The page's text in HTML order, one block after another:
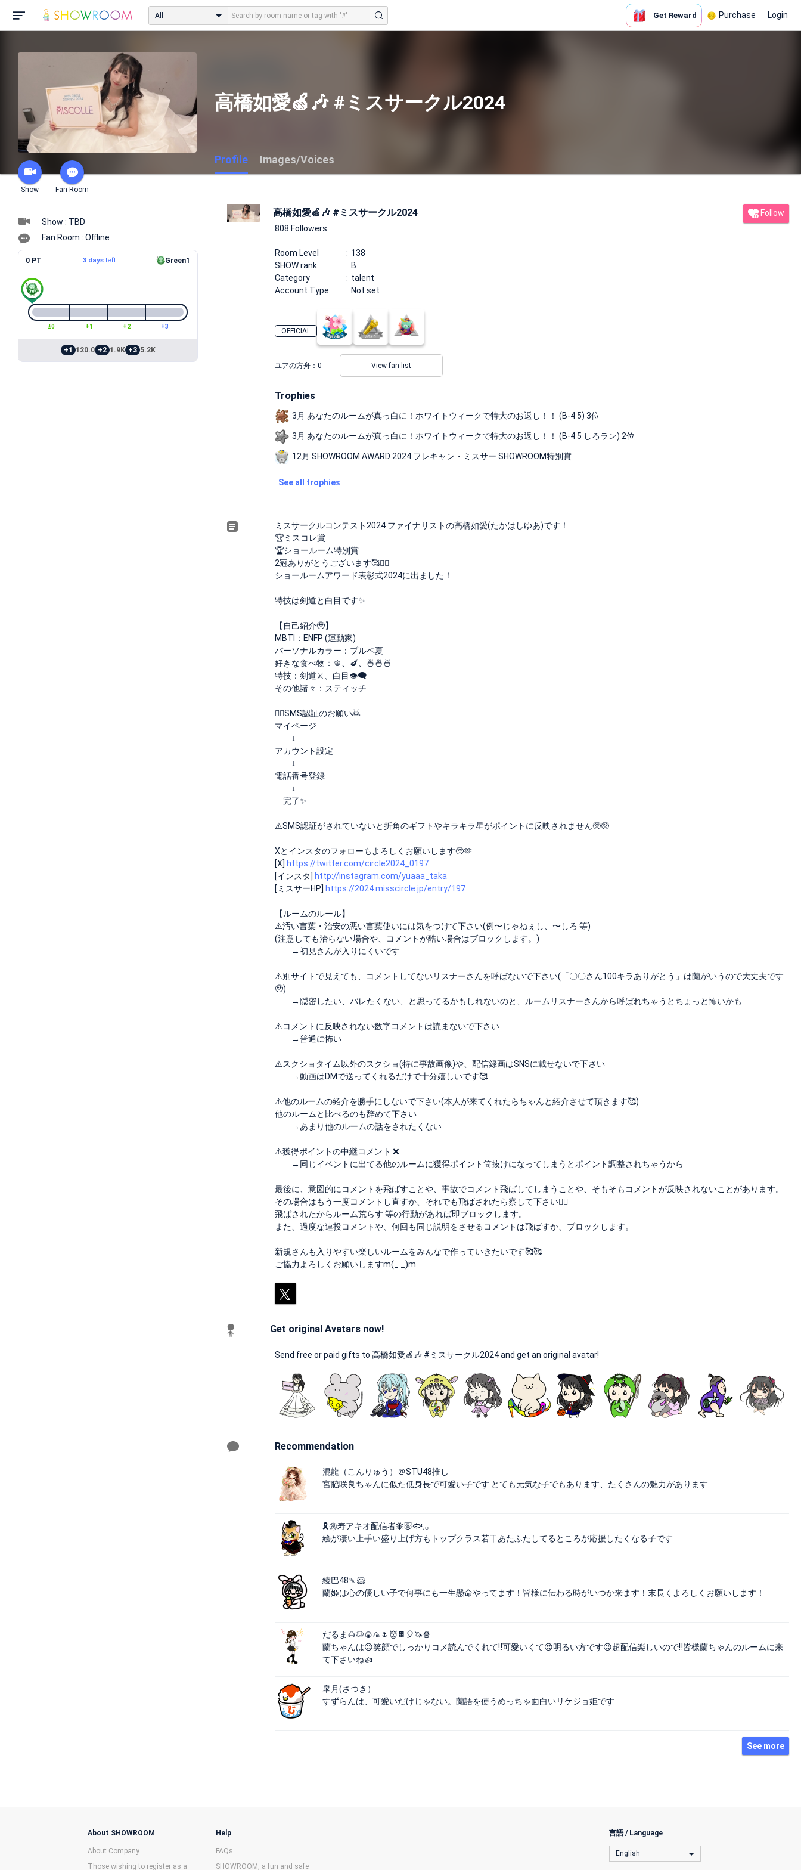
All Get Reward Purchase Login
Show Fan Room
高橋如愛🍏🎶 #ミスサークル2024
Profile Images/Voices
Show : TBD
Fan Room : Offline
0 PT 3 daysleft Green1
±0 +1 +2 +3
+1 120.0 +2 1.9K +3 5.2K
高橋如愛🍏🎶 #ミスサークル2024
808 Followers
Follow
Room Level
138
SHOW rank
B
Category
talent
Account Type
Not set
OFFICIAL
ユアの方舟： 0 View fan list
Trophies
3月 あなたのルームが真っ白に！ホワイトウィークで特大のお返し！！ (B-4 5) 3位
3月 あなたのルームが真っ白に！ホワイトウィークで特大のお返し！！ (B-4 5 しろラン) 2位
12月 SHOWROOM AWARD 2024 フレキャン・ミスサー SHOWROOM特別賞
See all trophies
ミスサークルコンテスト2024 ファイナリストの高橋如愛(たかはしゆあ)です！
🏆ミスコレ賞
🏆ショールーム特別賞
2冠ありがとうございます🥰❤️‍🔥
ショールームアワード表彰式2024に出ました！
特技は剣道と白目です✨
【自己紹介🥹】
MBTI：ENFP (運動家)
パーソナルカラー：ブルベ夏
好きな食べ物：🫑、🍆、🍜🍜🍜
特技：剣道⚔️、白目👁️‍🗨️
その他諸々：スティッチ
🙇‍♀️SMS認証のお願い🙇
マイページ
↓
アカウント設定
↓
電話番号登録
↓
完了✨
⚠️SMS認証がされていないと折角のギフトやキラキラ星がポイントに反映されません🥺🥺
Xとインスタのフォローもよろしくお願いします🥹🫶
[X] https://twitter.com/circle2024_0197
[インスタ] http://instagram.com/yuaaa_taka
[ミスサーHP] https://2024.misscircle.jp/entry/197
【ルームのルール】
⚠️汚い言葉・治安の悪い言葉使いには気をつけて下さい(例〜じゃねぇし、〜しろ 等)
(注意しても治らない場合や、コメントが酷い場合はブロックします。)
→初見さんが入りにくいです
⚠️別サイトで見えても、コメントしてないリスナーさんを呼ばないで下さい(「〇〇さん100キラありがとう」は蘭がいうので大丈夫です
🥹)
→隠密したい、バレたくない、と思ってるかもしれないのと、ルームリスナーさんから呼ばれちゃうとちょっと怖いかも
⚠️コメントに反映されない数字コメントは読まないで下さい
→普通に怖い
⚠️スクショタイム以外のスクショ(特に事故画像)や、配信録画はSNSに載せないで下さい
→動画はDMで送ってくれるだけで十分嬉しいです🥰
⚠️他のルームの紹介を勝手にしないで下さい(本人が来てくれたらちゃんと紹介させて頂きます🥰)
他のルームと比べるのも辞めて下さい
→あまり他のルームの話をされたくない
⚠️獲得ポイントの中継コメント ❌
→同じイベントに出てる他のルームに獲得ポイント筒抜けになってしまうとポイント調整されちゃうから
最後に、意図的にコメントを飛ばすことや、事故でコメント飛ばしてしまうことや、そもそもコメントが反映されないことがあります。
その場合はもう一度コメントし直すか、それでも飛ばされたら察して下さい🙇‍♀️
飛ばされたからルーム荒らす 等の行動があれば即ブロックします。
また、過度な連投コメントや、何回も同じ説明をさせるコメントは飛ばすか、ブロックします。
新規さんも入りやすい楽しいルームをみんなで作っていきたいです🥰🥰
ご協力よろしくお願いしますm(_ _)m
Get original Avatars now!
Send free or paid gifts to 高橋如愛🍏🎶 #ミスサークル2024 and get an original avatar!
Recommendation
混龍（こんりゅう）＠STU48推し
宮脇咲良ちゃんに似た低身長で可愛い子です とても元気な子でもあります、たくさんの魅力があります
🎗️㊗️寿アキオ配信者🐜🐷🐟𓈒𓂂
絵が凄い上手い盛り上げ方もトップクラス若干あたふたしてるところが応援したくなる子です
綾巴48🍡🐹
蘭姫は心の優しい子で何事にも一生懸命やってます！皆様に伝わる時がいつか来ます！末長くよろしくお願いします！
だるま🌰🐶🍘🍙🌷👹🍫🎈🦄🍿
蘭ちゃんは😉笑顔でしっかりコメ読んでくれて‼️可愛いくて😍明るい方です😉超配信楽しいので‼️皆様蘭ちゃんのルームに来
て下さいね👍️
皐月(さつき）
すずらんは、可愛いだけじゃない。蘭語を使うめっちゃ面白いリケジョ姫です
See more
About SHOWROOM
About Company
Those wishing to register as a
Help
FAQs
SHOWROOM, a fun and safe
言語 / Language
English